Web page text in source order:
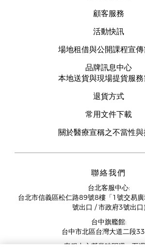
顧客服務
活動快訊
場地租借與公開課程宣傳
品牌訊息中心
本地送貨與現場提貨服務
退貨方式
常用文件下載
關於醫療宣稱之不當性與
聯絡我們
台北客服中心:
台北市信義區松仁路89號8樓「1號交易廣
號出口 / 市政府3號出口)
台中旗艦館:
台中市北區台灣大道二段
客服中心營業時間週一至